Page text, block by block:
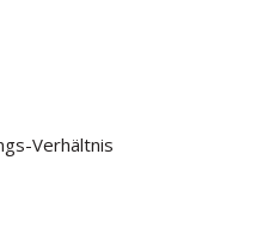
Verhältnis